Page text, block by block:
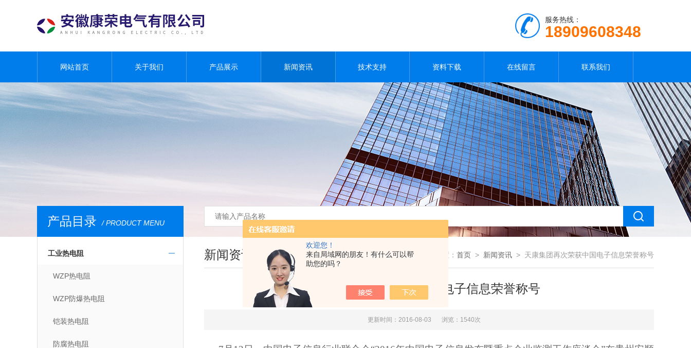
欢迎您！
来自局域网的朋友！有什么可以帮
助您的吗？
服务热线：
18909608348
网站首页 关于我们 产品展示 新闻资讯 技术支持 资料下载 在线留言 联系我们
产品目录 / PRODUCT MENU
工业热电阻
WZP热电阻
WZP防爆热电阻
铠装热电阻
防腐热电阻
新闻资讯 您现在的位置： 首页 > 新闻资讯 > 天康集团再次荣获中国电子信息荣誉称号
天康集团再次荣获中国电子信息荣誉称号
更新时间：2016-08-03 浏览：1540次